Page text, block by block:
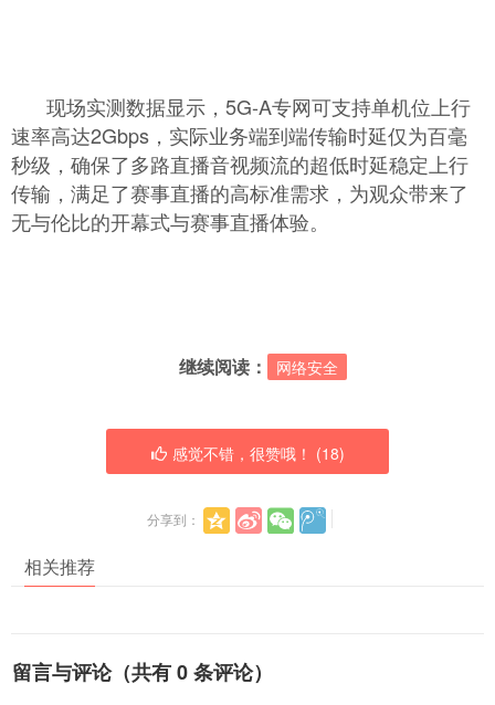
现场实测数据显示，5G-A专网可支持单机位上行
速率高达2Gbps，实际业务端到端传输时延仅为百毫
秒级，确保了多路直播音视频流的超低时延稳定上行
传输，满足了赛事直播的高标准需求，为观众带来了
无与伦比的开幕式与赛事直播体验。
继续阅读： 网络安全
感觉不错，很赞哦！ (18)
分享到：
相关推荐
留言与评论（共有0条评论）